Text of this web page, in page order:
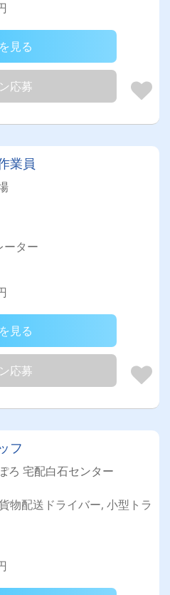
見る
応募
業員
ーター
見る
応募
フ
ろ 宅配白石センター
物配送ドライバー, 小型トラ